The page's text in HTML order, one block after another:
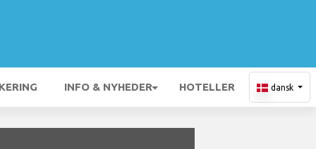
INFO & NYHEDER HOTELLER dansk